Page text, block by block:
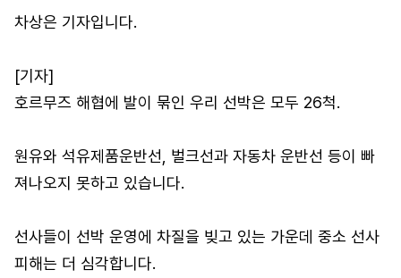
차상은 기자입니다.
[기자]
호르무즈 해협에 발이 묶인 우리 선박은 모두 26척.
원유와 석유제품운반선, 벌크선과 자동차 운반선 등이 빠
져나오지 못하고 있습니다.
선사들이 선박 운영에 차질을 빚고 있는 가운데 중소 선사
피해는 더 심각합니다.